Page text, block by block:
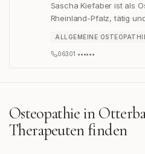
Sascha Kiefaber ist als
Rheinland-Pfalz, tätig
ALLGEMEINE
06301 ••••••
Osteopathie in
Therapeuten finden